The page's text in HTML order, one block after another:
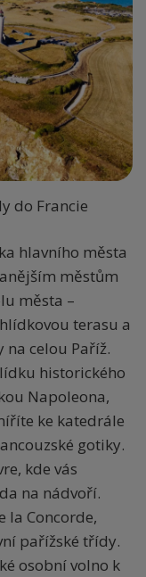
do Francie
hlavního města
městům
města –
terasu a
celou Paříž.
historického
Napoleona,
ke katedrále
gotiky.
kde vás
na nádvoří.
la Concorde,
pařížské třídy.
osobní volno k